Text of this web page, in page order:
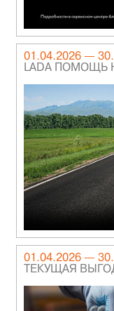
01.04.2026 —
LADA ПОМОЩЬ
01.04.2026 —
ТЕКУЩАЯ